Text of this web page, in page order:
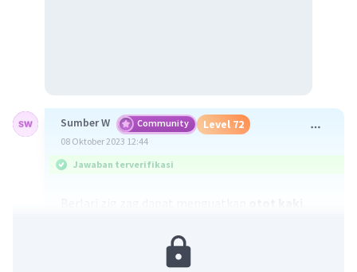
Sumber W Community Level 72
08 Oktober 2023 12:44
Jawaban terverifikasi